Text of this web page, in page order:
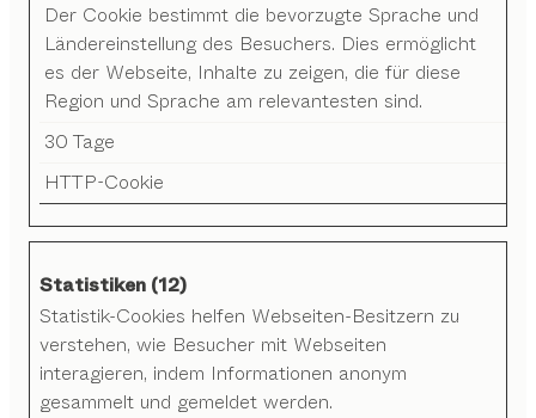
Der Cookie bestimmt die bevorzugte Sprache und
Ländereinstellung des Besuchers. Dies ermöglicht
es der Webseite, Inhalte zu zeigen, die für diese
Region und Sprache am relevantesten sind.
30 Tage
HTTP-Cookie
Statistiken (12)
Statistik-Cookies helfen Webseiten-Besitzern zu
verstehen, wie Besucher mit Webseiten
interagieren, indem Informationen anonym
gesammelt und gemeldet werden.